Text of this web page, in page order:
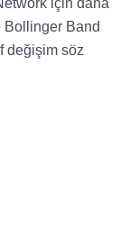
için daha
Bollinger Band
değişim söz